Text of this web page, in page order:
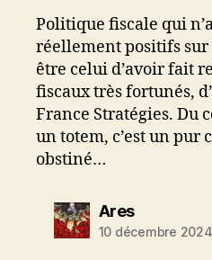
Politique fiscale qui
réellement positifs sur
être celui d’avoir fait
fiscaux très fortunés,
France Stratégies. Du
un totem, c’est un pur
obstiné…
Aresdit :
10 décembre